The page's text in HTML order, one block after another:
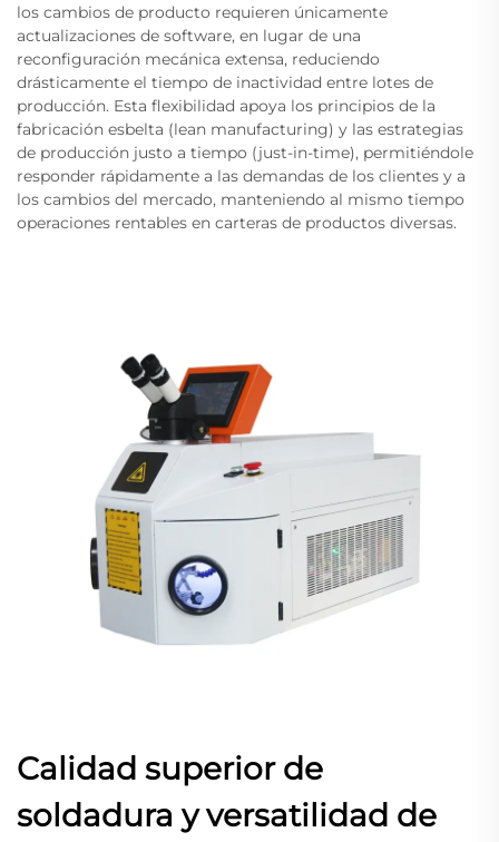
los cambios de producto requieren únicamente
actualizaciones de software, en lugar de una
reconfiguración mecánica extensa, reduciendo
drásticamente el tiempo de inactividad entre lotes de
producción. Esta flexibilidad apoya los principios de la
fabricación esbelta (lean manufacturing) y las estrategias
de producción justo a tiempo (just-in-time), permitiéndole
responder rápidamente a las demandas de los clientes y a
los cambios del mercado, manteniendo al mismo tiempo
operaciones rentables en carteras de productos diversas.
Calidad superior de
soldadura y versatilidad de